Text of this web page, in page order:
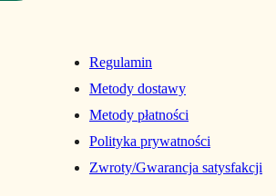
Regulamin
Metody dostawy
Metody płatności
Polityka prywatności
Zwroty/Gwarancja satysfakcji